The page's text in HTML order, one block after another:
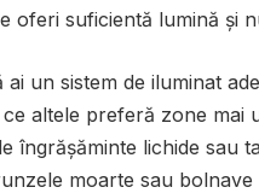
oferi suficientă lumină și
un sistem de iluminat
altele preferă zone mai
îngrășăminte lichide sau
moarte sau bolnave